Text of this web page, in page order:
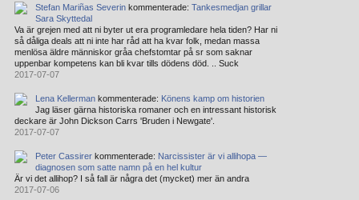
Stefan Mariñas Severin kommenterade: Tankesmedjan grillar
Sara Skyttedal
Va är grejen med att ni byter ut era programledare hela tiden? Har ni
så dåliga deals att ni inte har råd att ha kvar folk, medan massa
menlösa äldre människor gråa chefstomtar på sr som saknar
uppenbar kompetens kan bli kvar tills dödens död. .. Suck
2017-07-07
Lena Kellerman kommenterade: Könens kamp om historien
Jag läser gärna historiska romaner och en intressant historisk
deckare är John Dickson Carrs 'Bruden i Newgate'.
2017-07-07
Peter Cassirer kommenterade: Narcissister är vi allihopa —
diagnosen som satte namn på en hel kultur
Är vi det allihop? I så fall är några det (mycket) mer än andra
2017-07-06